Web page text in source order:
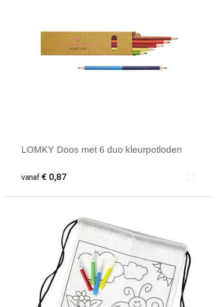
LOMKY Doos met 6 duo kleurpotloden
vanaf € 0,87
Minimale afname: 100